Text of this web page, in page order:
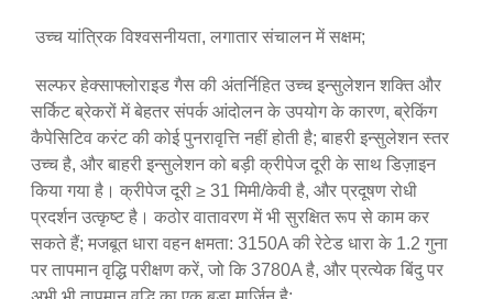
उच्च यांत्रिक विश्वसनीयता, लगातार संचालन में सक्षम;
सल्फर हेक्साफ्लोराइड गैस की अंतर्निहित उच्च इन्सुलेशन शक्ति और
सर्किट ब्रेकरों में बेहतर संपर्क आंदोलन के उपयोग के कारण, ब्रेकिंग
कैपेसिटिव करंट की कोई पुनरावृत्ति नहीं होती है; बाहरी इन्सुलेशन स्तर
उच्च है, और बाहरी इन्सुलेशन को बड़ी क्रीपेज दूरी के साथ डिज़ाइन
किया गया है। क्रीपेज दूरी ≥ 31 मिमी/केवी है, और प्रदूषण रोधी
प्रदर्शन उत्कृष्ट है। कठोर वातावरण में भी सुरक्षित रूप से काम कर
सकते हैं; मजबूत धारा वहन क्षमता: 3150A की रेटेड धारा के 1.2 गुना
पर तापमान वृद्धि परीक्षण करें, जो कि 3780A है, और प्रत्येक बिंदु पर